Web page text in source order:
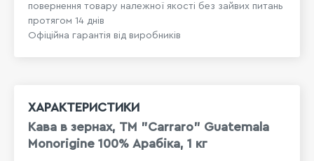
повернення товару належної якості без зайвих питань
протягом 14 днів
Офіційна гарантія від виробників
ХАРАКТЕРИСТИКИ
Кава в зернах, ТМ "Carraro" Guatemala
Monorigine 100% Арабіка, 1 кг